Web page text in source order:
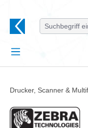
Drucker, Scanner &